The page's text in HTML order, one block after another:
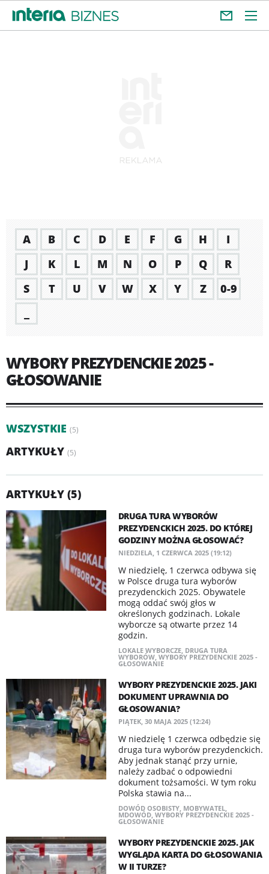
A B C D E F G H
I
J
K L M N O P Q
R
S
T U V W X Y Z
0-9
WYBORY PREZYDENCKIE 2025 -
GŁOSOWANIE
WSZYSTKIE (5)
ARTYKUŁY (5)
ARTYKUŁY (5)
DRUGA TURA WYBORÓW
PREZYDENCKICH 2025. DO KTÓREJ
GODZINY MOŻNA GŁOSOWAĆ?
NIEDZIELA, 1 CZERWCA 2025 (19:12)
W niedzielę, 1 czerwca odbywa się
w Polsce druga tura wyborów
prezydenckich 2025. Obywatele
mogą oddać swój głos w
określonych godzinach. Lokale
wyborcze są otwarte przez 14
godzin.
LOKALE WYBORCZE, DRUGA TURA
WYBORÓW, WYBORY PREZYDENCKIE 2025 -
GŁOSOWANIE
WYBORY PREZYDENCKIE 2025. JAKI
DOKUMENT UPRAWNIA DO
GŁOSOWANIA?
PIĄTEK, 30 MAJA 2025 (12:24)
W niedzielę 1 czerwca odbędzie się
druga tura wyborów prezydenckich.
Aby jednak stanąć przy urnie,
należy zadbać o odpowiedni
dokument tożsamości. W tym roku
Polska stawia na...
DOWÓD OSOBISTY, MOBYWATEL,
MDOWÓD, WYBORY PREZYDENCKIE 2025 -
GŁOSOWANIE
WYBORY PREZYDENCKIE 2025. JAK
WYGLĄDA KARTA DO GŁOSOWANIA
W II TURZE?